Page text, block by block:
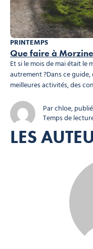
Que faire à
PRINTEMPS
Et si le mois de mai était
autrement ?Dans ce
meilleures activités, des
station au calme La haute
Par chloe,
Temps de
LES